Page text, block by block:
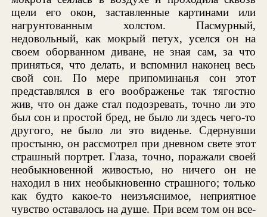
щели его окон, заставленные картинами или
нагрунтованным холстом. Пасмурный,
недовольный, как мокрый петух, уселся он на
своем оборванном диване, не зная сам, за что
приняться, что делать, и вспомнил наконец весь
свой сон. По мере припоминанья сон этот
представлялся в его воображенье так тягостно
жив, что он даже стал подозревать, точно ли это
был сон и простой бред, не было ли здесь чего-то
другого, не было ли это виденье. Сдернувши
простыню, он рассмотрел при дневном свете этот
страшный портрет. Глаза, точно, поражали своей
необыкновенной живостью, но ничего он не
находил в них необыкновенно страшного; только
как будто какое-то неизъяснимое, неприятное
чувство оставалось на душе. При всем том он все-